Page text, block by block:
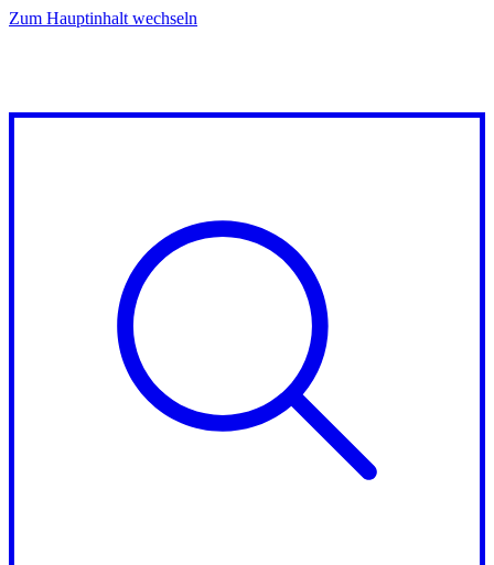
Zum Hauptinhalt wechseln